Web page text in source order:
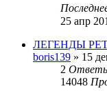
25 апр
ЛЕГЕНДЫ
boris139 » 15
2
14048